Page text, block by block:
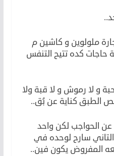
ملولوين و كاشين م
حاجات كده تتيح التنفس
و لا رموش و لا قبة ولا
الطبق كناية عن بُق..
الحواجب لكن واحد
سارح لوحده في
المفروض يكون فين..